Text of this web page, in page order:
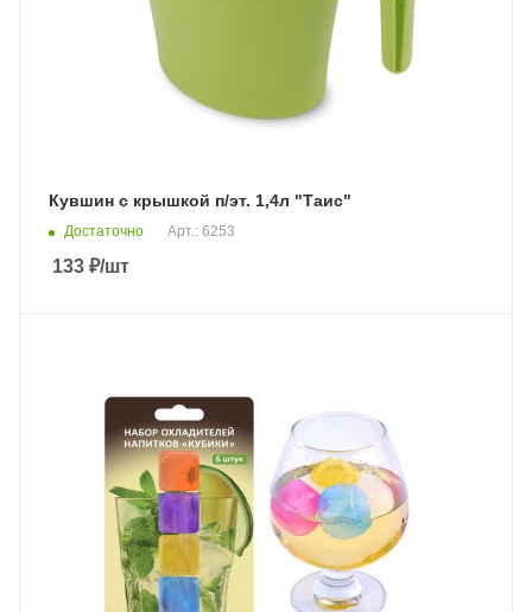
Кувшин с крышкой п/эт. 1,4л "Таис"
Достаточно Арт.: 6253
133 ₽/шт